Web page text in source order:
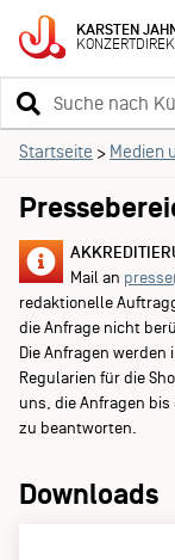
KARSTEN
Suchbegriff
eingeben
Startseite > Medien
Mail an
redaktionelle
die Anfrage nicht
Die Anfragen werden
Regularien für die
uns, die Anfragen bis
zu beantworten.
Downloads